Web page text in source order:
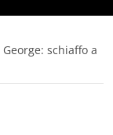
schiaffo a